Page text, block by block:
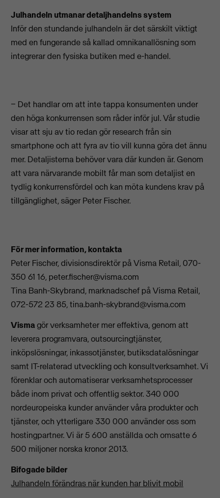
Julhandeln utmanar detaljhandelns system
Inför den stundande julhandeln är det särskilt viktigt
med en fungerande så kallad omnikanallösning som
integrerar den fysiska butiken med e-handel.
− Det handlar om att inte tappa konsumenten under
den höga konkurrensen som råder inför jul. Vår studie
visar att sju av tio redan gör research från sin
smartphone och att fyra av tio vill kunna göra det ännu
mer. Detaljisterna behöver vara där kunden är. Genom
att vara närvarande mobilt får man som detaljist en
tydlig konkurrensfördel och kan möta kundens krav på
tillgänglighet, säger Peter Fischer.
För mer information, kontakta
Peter Fischer, divisionsdirektör på Visma Retail, 070-
350 61 16, peter.fischer@visma.com
Tina Banh-Skybrand, marknadschef på Visma Retail,
072-572 23 85,tina.banh-skybrand@visma.com
Vismagör verksamheter mer effektiva, genom att
leverera programvara, outsourcingtjänster,
inköpslösningar, inkassotjänster, butiksdatalösningar
samt IT-relaterad utveckling och konsultverksamhet. Vi
förenklar och automatiserar verksamhetsprocesser
både inom privat och offentlig sektor. 340 000
nordeuropeiska kunder använder våra produkter och
tjänster, och ytterligare 330 000 använder oss som
hostingpartner. Vi är 5 600 anställda och omsatte 6
500 miljoner norska kronor 2013.
Bifogade bilder
Julhandeln förändras när kunden har blivit mobil